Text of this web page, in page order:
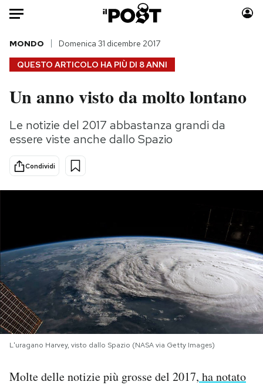
Auto
HOME
Italia
Politica
Internet
Moda
Consumismi
Mondiali calcio 2026
PODCAST
NEWSLETTER
QUESTO ARTICOLO HA PIÙ DI 8 ANNI
MONDO Domenica 31 dicembre 2017
Un anno visto da molto lontano
Le notizie del 2017 abbastanza grandi da
essere viste anche dallo Spazio
Condividi
L'uragano Harvey, visto dallo Spazio (NASA via Getty Images)
Molte delle notizie più grosse del 2017, ha notato